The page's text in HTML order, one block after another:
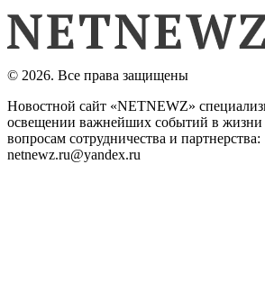
© 2026. Все права защищены
Новостной сайт «NETNEWZ»
освещении важнейших событий в
вопросам сотрудничества и партнерства:
netnewz.ru@yandex.ru